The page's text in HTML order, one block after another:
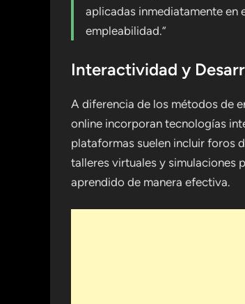
aplicadas inmediatamente en
empleabilidad.”
Interactividad y
A diferencia de los métodos de
online incorporan tecnologías
plataformas suelen incluir foros
talleres virtuales y simulaciones
aprendido de manera efectiva.